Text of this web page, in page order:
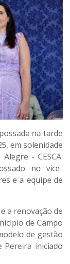
na tarde
em solenidade
- CESCA.
no vice-
e a equipe de
a renovação de
de Campo
de gestão
Pereira iniciado